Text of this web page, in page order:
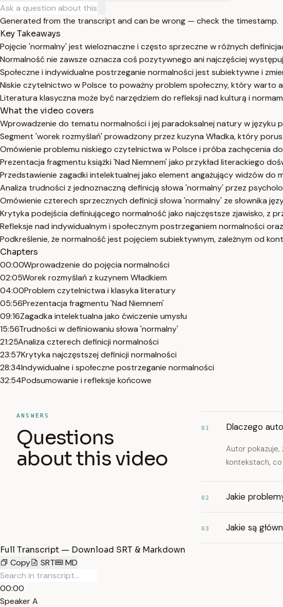
Generated from the transcript and can be wrong — check the timestamp.
Key Takeaways
Pojęcie 'normalny' jest wieloznaczne i często sprzeczne w różnych
Normalność nie zawsze oznacza coś pozytywnego ani najczęściej
Społeczne i indywidualne postrzeganie normalności jest subiektywne i
Niskie czytelnictwo w Polsce to poważny problem społeczny, który warto
Literatura klasyczna może być narzędziem do refleksji nad kulturą i
What the video covers
Wprowadzenie do tematu normalności i jej paradoksalnej natury w języku
Segment 'worek rozmyślań' prowadzony przez kuzyna Władka, który
Omówienie problemu niskiego czytelnictwa w Polsce i próba zachęcenia
Prezentacja fragmentu książki 'Nad Niemnem' jako przykład literackiego
Przedstawienie zagadki intelektualnej jako element angażujący widzów do
Analiza trudności z jednoznaczną definicją słowa 'normalny' przez
Omówienie czterech sprzecznych definicji słowa 'normalny' ze słownika
Krytyka podejścia definiującego normalność jako najczęstsze zjawisko, z
Refleksje nad indywidualnym i społecznym postrzeganiem normalności
Podkreślenie, że normalność jest pojęciem subiektywnym, zależnym od
Chapters
00:00Wprowadzenie do pojęcia normalności
02:05Worek rozmyślań z kuzynem Władkiem
04:00Problem czytelnictwa i klasyka literatury
05:56Prezentacja fragmentu 'Nad Niemnem'
09:16Zagadka intelektualna jako ćwiczenie umysłu
15:56Trudności w definiowaniu słowa 'normalny'
21:25Analiza czterech definicji normalności
23:57Krytyka najczęstszej definicji normalności
28:34Indywidualne i społeczne postrzeganie normalności
32:54Podsumowanie i refleksje końcowe
ANSWERS
Questions
about this video
01 Dlaczego
Autor pokazuje,
kontekstach,
02 Jakie
03 Jakie są
Full Transcript — Download SRT & Markdown
Copy
SRT MD
00:00
Speaker A